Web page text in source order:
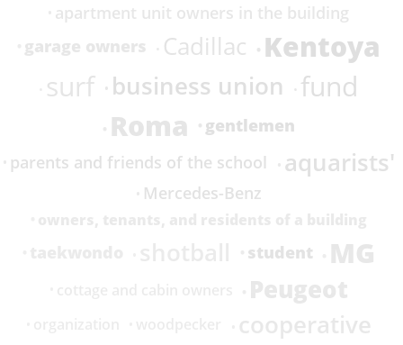
apartment unit owners in the building
garage owners
Cadillac
Kentoya
surf business union
fund
Roma
gentlemen
parents and friends of the school
aquarists'
Mercedes-Benz
student MG